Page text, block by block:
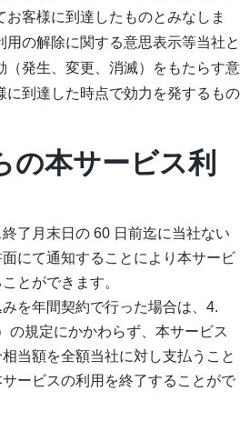
客様に到達したものとみなしま
の解除に関する意思表示等当社と
（発生、変更、消滅）をもたらす意
に到達した時点で効力を発するもの
の本サービス利
了月末日の 60 日前迄に当社ない
にて通知することにより本サービ
とができます。
を年間契約で行った場合は、4.
の規定にかかわらず、本サービス
当額を全額当社に対し支払うこと
ービスの利用を終了することがで